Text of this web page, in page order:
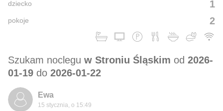
1
dziecko
2
pokoje
Szukam noclegu w Stroniu Śląskim od 2026-
01-19 do 2026-01-22
Ewa
15 stycznia, o 15:49